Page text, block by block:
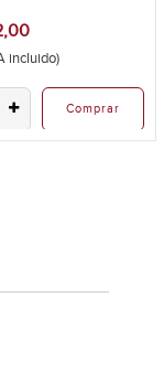
incluido)
Comprar